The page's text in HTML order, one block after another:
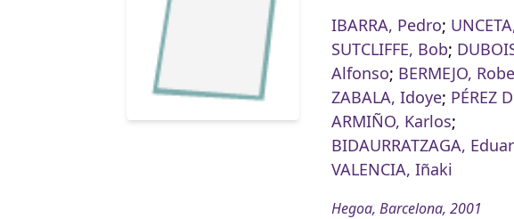
IBARRA, Pedro;
SUTCLIFFE, Bob;
Alfonso; BERMEJO,
ZABALA, Idoye; PÉREZ
ARMIÑO, Karlos;
BIDAURRATZAGA,
VALENCIA, Iñaki
Hegoa, Barcelona, 2001